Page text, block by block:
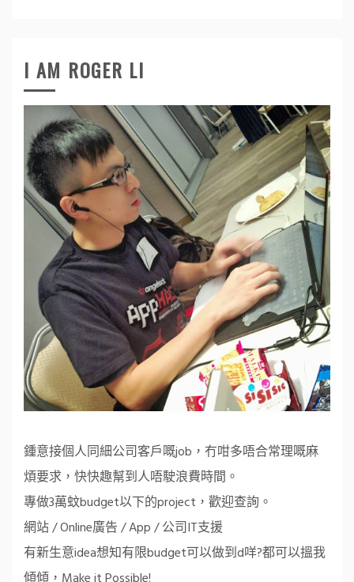
I AM ROGER LI
鍾意接個人同細公司客戶嘅job，冇咁多唔合常理嘅麻
煩要求，快快趣幫到人唔駛浪費時間。
專做3萬蚊budget以下的project，歡迎查詢。
網站 / Online廣告 / App / 公司IT支援
有新生意idea想知有限budget可以做到d咩?都可以搵我